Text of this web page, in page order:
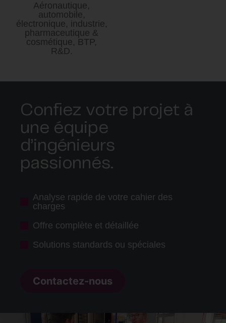
Aéronautique,
automobile,
électronique, industrie,
pharmaceutique &
cosmétique, BTP,
R&D.
Confiez votre projet à
une équipe
d’ingénieurs
passionnés.
Analyse rapide de votre cahier des
charges
Offre complète et détaillée
Solutions standards ou spéciales
Contactez-nous